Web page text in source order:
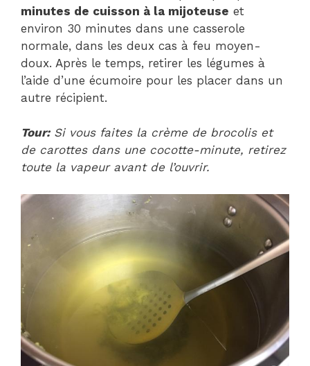
minutes de cuisson à la mijoteuse et
environ 30 minutes dans une casserole
normale, dans les deux cas à feu moyen-
doux. Après le temps, retirer les légumes à
l’aide d’une écumoire pour les placer dans un
autre récipient.
Tour:Si vous faites la crème de brocolis et
de carottes dans une cocotte-minute, retirez
toute la vapeur avant de l’ouvrir.